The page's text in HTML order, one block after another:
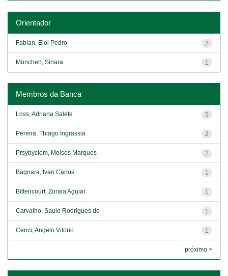
Orientador
2
Fabian, Eloi Pedro
1
München, Sinara
Membros da Banca
5
Loss, Adriana Salete
2
Pereira, Thiago Ingrassia
2
Prsybyciem, Moises Marques
1
Bagnara, Ivan Carlos
1
Bittencourt, Zoraia Aguiar
1
Carvalho, Saulo Rodrigues de
1
Cenci, Angelo Vitorio
próximo >